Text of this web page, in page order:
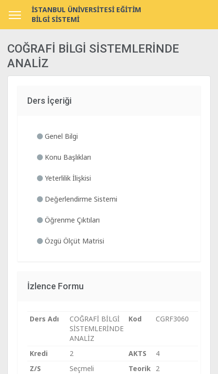
İSTANBUL ÜNİVERSİTESİ EĞİTİM
BİLGİ SİSTEMİ
COĞRAFİ BİLGİ SİSTEMLERİNDE
ANALİZ
Ders İçeriği
Genel Bilgi
Konu Başlıkları
Yeterlilik İlişkisi
Değerlendirme Sistemi
Öğrenme Çıktıları
Özgü Ölçüt Matrisi
İzlence Formu
Ders Adı
COĞRAFİ BİLGİ
SİSTEMLERİNDE
ANALİZ
Kod CGRF3060
Kredi 2 AKTS
4
Z/S
Seçmeli
Teorik 2